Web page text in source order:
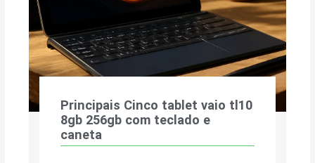
Principais Cinco tablet vaio tl10
8gb 256gb com teclado e
caneta